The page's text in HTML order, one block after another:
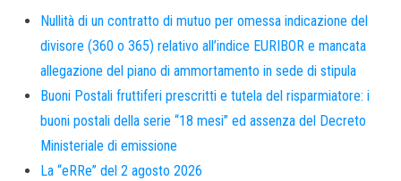
Nullità di un contratto di mutuo per omessa indicazione del
divisore (360 o 365) relativo all’indice EURIBOR e mancata
allegazione del piano di ammortamento in sede di stipula
Buoni Postali fruttiferi prescritti e tutela del risparmiatore: i
buoni postali della serie “18 mesi” ed assenza del Decreto
Ministeriale di emissione
La “eRRe” del 2 agosto 2026